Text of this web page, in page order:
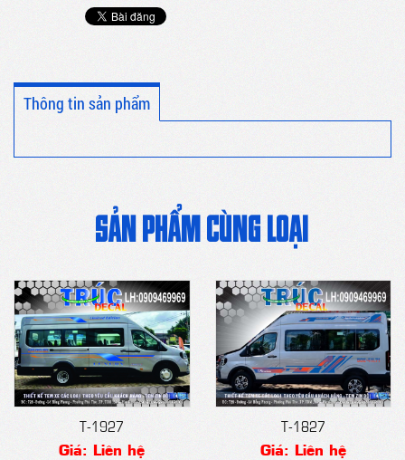
Thông tin sản phẩm
SẢN PHẨM CÙNG LOẠI
T-1927
Giá: Liên hệ
T-1827
Giá: Liên hệ